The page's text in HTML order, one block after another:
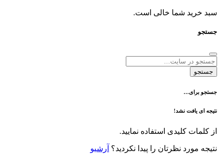
شما خالی است.
نشد!
کلیدی استفاده نمایید.
نظرتان را پیدا نکردید؟ آرشیو